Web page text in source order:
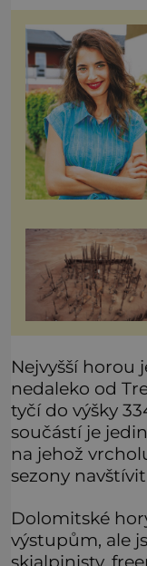
Nejvyšší horou
nedaleko od
tyčí do výšky
součástí je
na jehož
sezony
Dolomitské
výstupům, ale
skialpinisty,